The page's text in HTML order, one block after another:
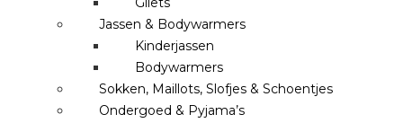
Jassen & Bodywarmers
Kinderjassen
Bodywarmers
Sokken, Maillots, Slofjes & Schoentjes
Ondergoed & Pyjama’s